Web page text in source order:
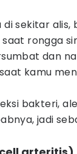
sekitar alis,
saat rongga
dan
kamu
bakteri,
jadi